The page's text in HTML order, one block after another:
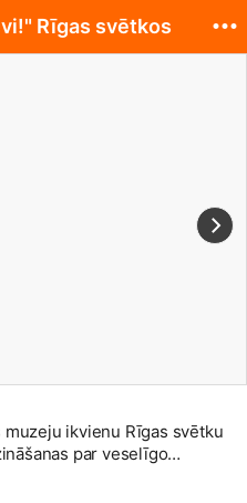
muzeju ikvienu Rīgas svētku
par veselīgo
ar kurām dalījās
Rīgas svētkos